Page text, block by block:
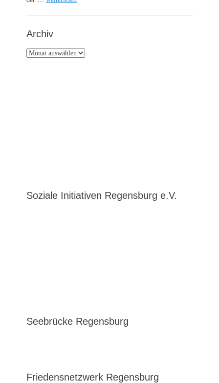
Archiv
Archiv
Soziale Initiativen Regensburg e.V.
Seebrücke Regensburg
Friedensnetzwerk Regensburg